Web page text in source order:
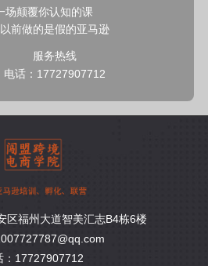
场颠覆你认知的课
前做的是假的亚马逊
服务热线
电话：17727907712
区福州大道智美汇志B4栋6楼
：17727907712